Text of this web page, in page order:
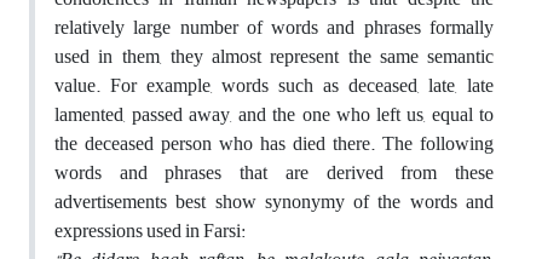
relatively large number of words and phrases formally
used in them, they almost represent the same semantic
value. For example, words such as deceased, late, late
lamented, passed away, and the one who left us, equal to
the deceased person who has died there. The following
words and phrases that are derived from these
advertisements best show synonymy of the words and
expressions used in Farsi: